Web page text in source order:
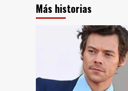
Más historias